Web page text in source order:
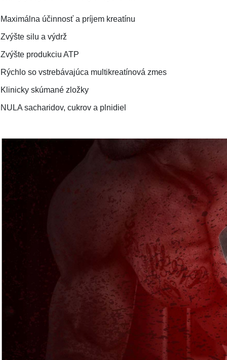
Maximálna účinnosť a príjem kreatínu
Zvýšte silu a výdrž
Zvýšte produkciu ATP
Rýchlo so vstrebávajúca multikreatínová zmes
Klinicky skúmané zložky
NULA sacharidov, cukrov a plnidiel